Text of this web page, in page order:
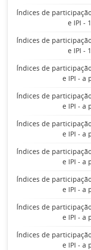
Índices de
e IPI -
Índices de
e IPI -
Índices de
e IPI - a
Índices de
e IPI - a
Índices de
e IPI - a
Índices de
e IPI - a
Índices de
e IPI - a
Índices de
e IPI - a
Índices de
e IPI - a